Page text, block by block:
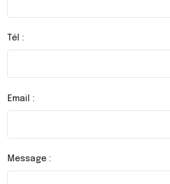
Tél :
Email :
Message :